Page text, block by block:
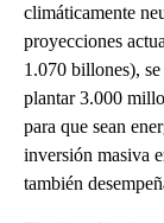
climáticamente
proyecciones
1.070 billones),
plantar 3.000
para que sean
inversión masiva
también